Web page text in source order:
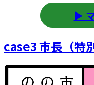
▶
case3 市長（特